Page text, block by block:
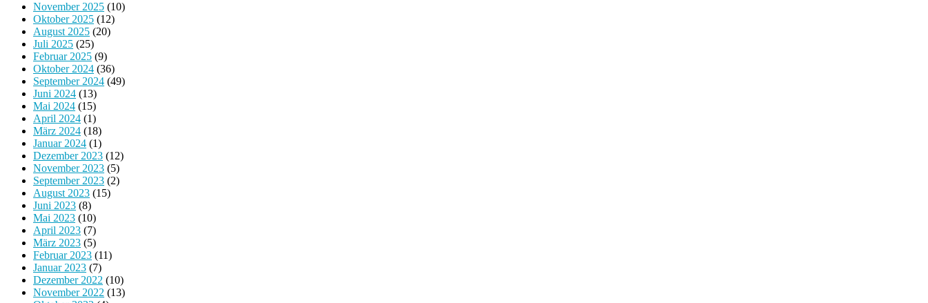
November 2025 (10)
Oktober 2025 (12)
August 2025 (20)
Juli 2025 (25)
Februar 2025 (9)
Oktober 2024 (36)
September 2024 (49)
Juni 2024 (13)
Mai 2024 (15)
April 2024 (1)
März 2024 (18)
Januar 2024 (1)
Dezember 2023 (12)
November 2023 (5)
September 2023 (2)
August 2023 (15)
Juni 2023 (8)
Mai 2023 (10)
April 2023 (7)
März 2023 (5)
Februar 2023 (11)
Januar 2023 (7)
Dezember 2022 (10)
November 2022 (13)